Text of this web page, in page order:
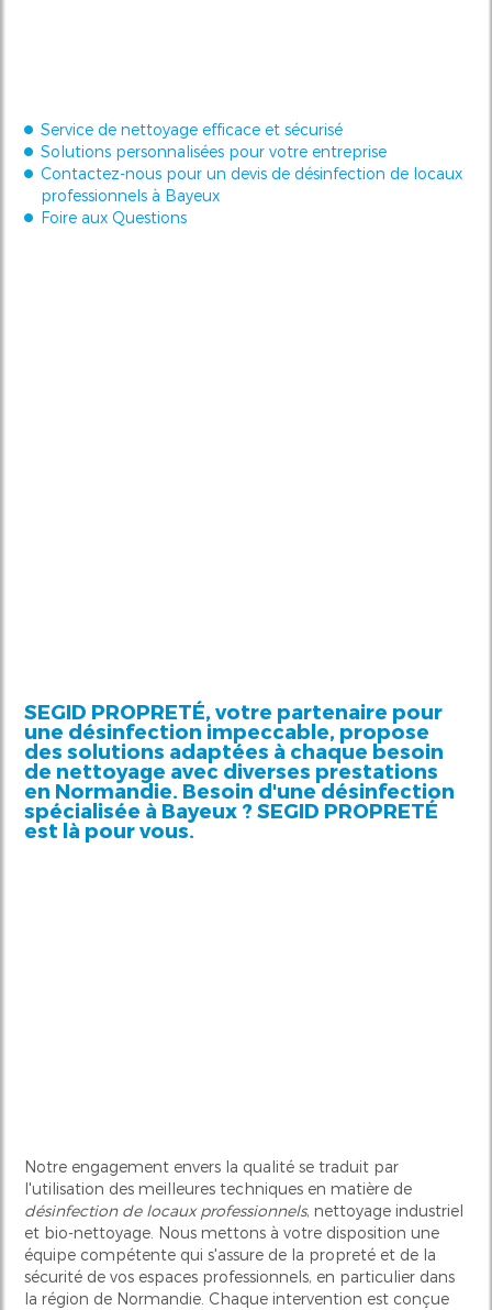
Service de nettoyage efficace et sécurisé
Solutions personnalisées pour votre entreprise
Contactez-nous pour un devis de désinfection de locaux
professionnels à Bayeux
Foire aux Questions
SEGID PROPRETÉ, votre partenaire pour
une désinfection impeccable, propose
des solutions adaptées à chaque besoin
de nettoyage avec diverses prestations
en Normandie. Besoin d'une désinfection
spécialisée à Bayeux ? SEGID PROPRETÉ
est là pour vous.
Notre engagement envers la qualité se traduit par
l'utilisation des meilleures techniques en matière de
désinfection de locaux professionnels, nettoyage industriel
et bio-nettoyage. Nous mettons à votre disposition une
équipe compétente qui s'assure de la propreté et de la
sécurité de vos espaces professionnels, en particulier dans
la région de Normandie. Chaque intervention est conçue